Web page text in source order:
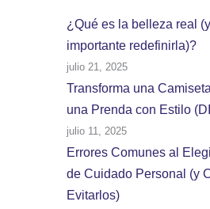
¿Qué es la belleza real
importante redefinirla)?
julio 21, 2025
Transforma una
una Prenda con Estilo
julio 11, 2025
Errores Comunes al
de Cuidado Personal (y
Evitarlos)